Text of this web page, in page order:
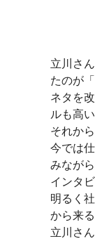
立川さ
たのが
ネタを
ルも高
それか
今では
みなが
インタ
明るく
から来
立川さ